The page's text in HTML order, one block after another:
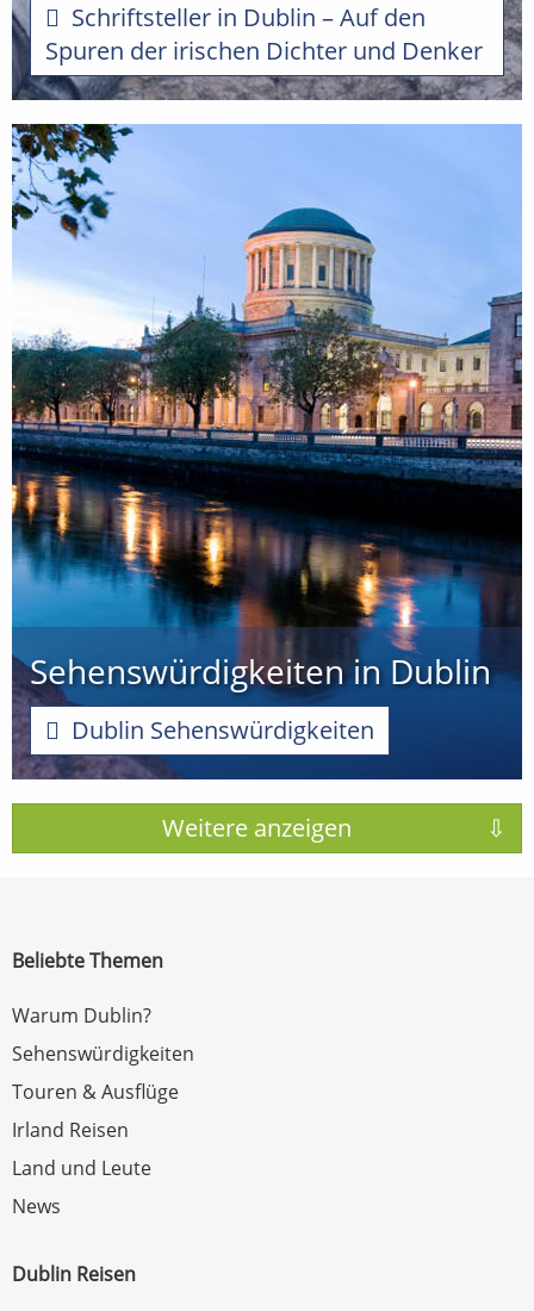
Schriftsteller in Dublin – Auf den
Spuren der irischen Dichter und Denker
Sehenswürdigkeiten in Dublin
Dublin Sehenswürdigkeiten
Beliebte Themen
Warum Dublin?
Sehenswürdigkeiten
Touren & Ausflüge
Irland Reisen
Land und Leute
News
Dublin Reisen